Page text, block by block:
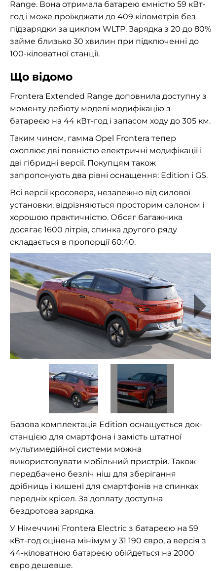
Range. Вона отримала батарею ємністю 59 кВт-
год і може проїжджати до 409 кілометрів без
підзарядки за циклом WLTP. Зарядка з 20 до 80%
займе близько 30 хвилин при підключенні до
100-кіловатної станції.
Що відомо
Frontera Extended Range доповнила доступну з
моменту дебюту моделі модифікацію з
батареєю на 44 кВт-год і запасом ходу до 305 км.
Таким чином, гамма Opel Frontera тепер
охоплює дві повністю електричні модифікації і
дві гібридні версії. Покупцям також
запропонують два рівні оснащення: Edition і GS.
Всі версії кросовера, незалежно від силової
установки, відрізняються просторим салоном і
хорошою практичністю. Обсяг багажника
досягає 1600 літрів, спинка другого ряду
складається в пропорції 60:40.
Базова комплектація Edition оснащується док-
станцією для смартфона і замість штатної
мультимедійної системи можна
використовувати мобільний пристрій. Також
передбачено безліч ніш для зберігання
дрібниць і кишені для смартфонів на спинках
передніх крісел. За доплату доступна
бездротова зарядка.
У Німеччині Frontera Electric з батареєю на 59
кВт-год оцінена мінімум у 31 190 євро, а версія з
44-кіловатною батареєю обійдеться на 2000
євро дешевше.